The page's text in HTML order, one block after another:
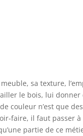
sa texture,
le bois, lui
couleur n’est que
faire, il faut passer à
partie de ce